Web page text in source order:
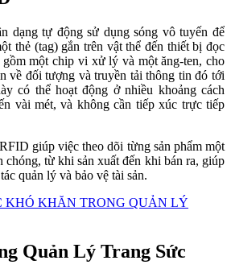
dạng tự động sử dụng sóng vô tuyến để
thẻ (tag) gắn trên vật thể đến thiết bị đọc
một chip vi xử lý và một ăng-ten, cho
về đối tượng và truyền tải thông tin đó tới
có thể hoạt động ở nhiều khoảng cách
vài mét, và không cần tiếp xúc trực tiếp
giúp việc theo dõi từng sản phẩm một
chóng, từ khi sản xuất đến khi bán ra, giúp
quản lý và bảo vệ tài sản.
Quản Lý Trang Sức